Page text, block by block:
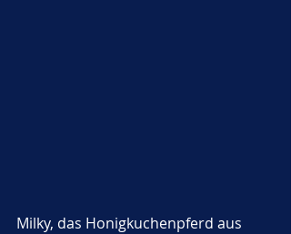
Milky, das Honigkuchenpferd aus